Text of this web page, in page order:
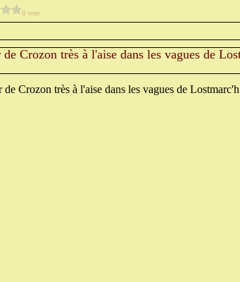
0 vote
de Crozon très à l'aise dans les vagues de